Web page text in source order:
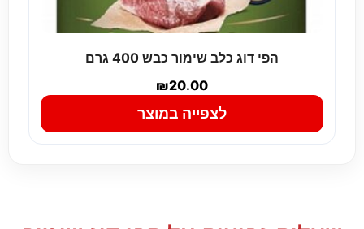
הפי דוג כלב שימור כבש 400 גרם
₪20.00
לצפייה במוצר